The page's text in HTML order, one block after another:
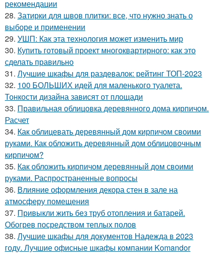
рекомендации
28. Затирки для швов плитки: все, что нужно знать о
выборе и применении
29. УШП: Как эта технология может изменить мир
30. Купить готовый проект многоквартирного: как это
сделать правильно
31. Лучшие шкафы для раздевалок: рейтинг ТОП-2023
32. 100 БОЛЬШИХ идей для маленького туалета.
Тонкости дизайна зависят от площади
33. Правильная облицовка деревянного дома кирпичом.
Расчет
34. Как облицевать деревянный дом кирпичом своими
руками. Как обложить деревянный дом облицовочным
кирпичом?
35. Как обложить кирпичом деревянный дом своими
руками. Распространенные вопросы
36. Влияние оформления декора стен в зале на
атмосферу помещения
37. Привыкли жить без труб отопления и батарей.
Обогрев посредством теплых полов
38. Лучшие шкафы для документов Надежда в 2023
году. Лучшие офисные шкафы компании Komandor